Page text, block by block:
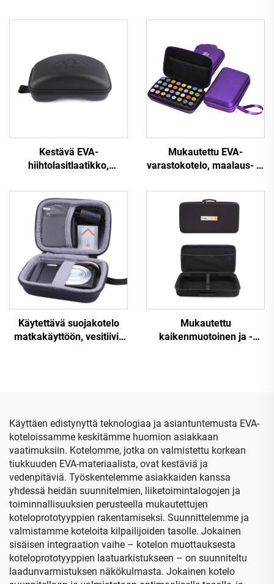
Kestävä EVA-
hiihtolasitlaatikko,
lasiteille
Mukautettu EVA-
varastokotelo, maalaus- ja
järjestelylaatikolla ja
vaahtomuovitelineellä
olejien öljyjen säilytystä
varten
Käytettävä suojakotelo
matkakäyttöön, vesitiivis
Mukautettu
kaikenmuotoinen ja -
Käyttäen edistynyttä teknologiaa ja asiantuntemusta EVA-
koteloissamme keskitämme huomion asiakkaan
vaatimuksiin. Kotelomme, jotka on valmistettu korkean
tiukkuuden EVA-materiaalista, ovat kestäviä ja
vedenpitäviä. Työskentelemme asiakkaiden kanssa
yhdessä heidän suunnitelmien, liiketoimintalogojen ja
toiminnallisuuksien perusteella mukautettujen
koteloprototyyppien rakentamiseksi. Suunnittelemme ja
valmistamme koteloita kilpailijoiden tasolle. Jokainen
sisäisen integraation vaihe – kotelon muottauksesta
koteloprototyyppien laatuarkistukseen – on suunniteltu
laadunvarmistuksen näkökulmasta. Jokainen kotelo